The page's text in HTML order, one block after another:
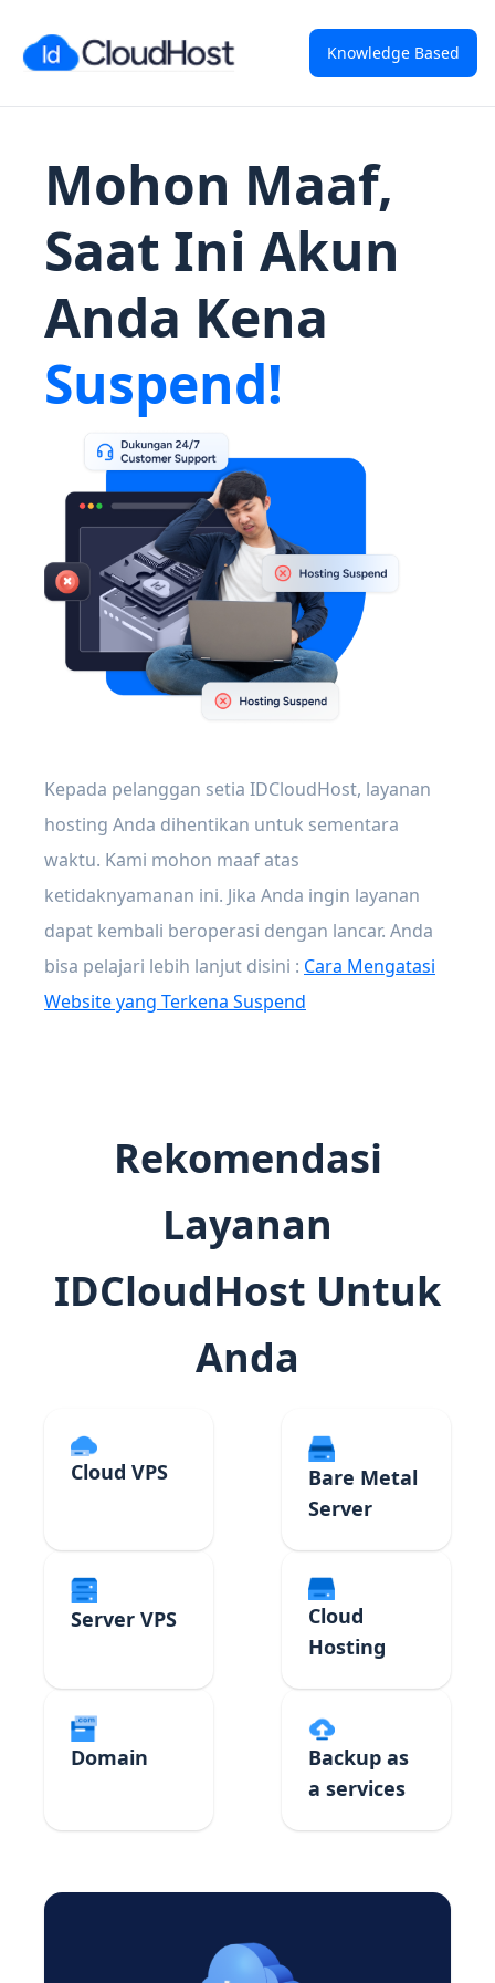
Knowledge Based
Mohon Maaf,
Saat Ini Akun
Anda Kena
Suspend!
Kepada pelanggan setia IDCloudHost, layanan
hosting Anda dihentikan untuk sementara
waktu. Kami mohon maaf atas
ketidaknyamanan ini. Jika Anda ingin layanan
dapat kembali beroperasi dengan lancar. Anda
bisa pelajari lebih lanjut disini : Cara Mengatasi
Website yang Terkena Suspend
Rekomendasi
Layanan
IDCloudHost Untuk
Anda
Cloud VPS
Bare Metal
Server
Server VPS
Cloud
Hosting
Domain
Backup as
a services